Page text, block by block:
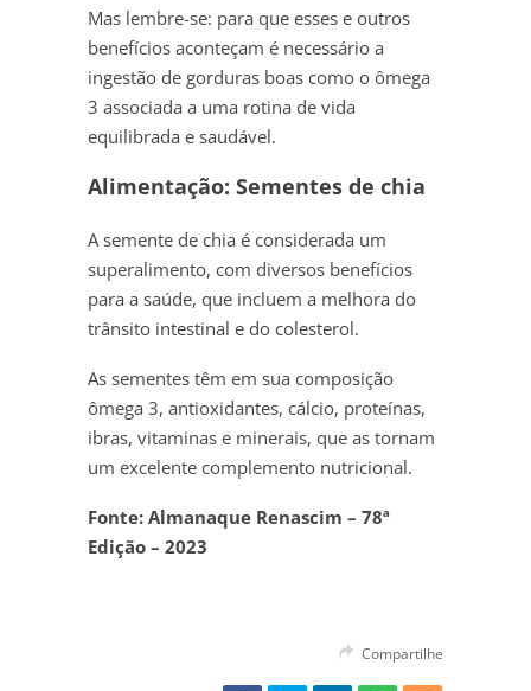
Mas lembre-se: para que esses e outros
benefícios aconteçam é necessário a
ingestão de gorduras boas como o ômega
3 associada a uma rotina de vida
equilibrada e saudável.
Alimentação: Sementes de chia
A semente de chia é considerada um
superalimento, com diversos benefícios
para a saúde, que incluem a melhora do
trânsito intestinal e do colesterol.
As sementes têm em sua composição
ômega 3, antioxidantes, cálcio, proteínas,
ibras, vitaminas e minerais, que as tornam
um excelente complemento nutricional.
Fonte: Almanaque Renascim – 78ª
Edição – 2023
Compartilhe